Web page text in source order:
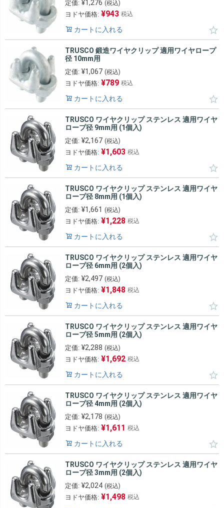
定価: ¥1,276 (税込)
ヨドヤ価格: ¥943 税込
カートに入れる
TRUSCO 鍛造ワイヤクリップ 適用ワイヤロープ
径 10mm用
定価: ¥1,067 (税込)
ヨドヤ価格: ¥789 税込
カートに入れる
TRUSCO ワイヤクリップ ステンレス 適用ワイヤ
ロープ径 9mm用 (1個入)
定価: ¥2,167 (税込)
ヨドヤ価格: ¥1,603 税込
カートに入れる
TRUSCO ワイヤクリップ ステンレス 適用ワイヤ
ロープ径 8mm用 (1個入)
定価: ¥1,661 (税込)
ヨドヤ価格: ¥1,228 税込
カートに入れる
TRUSCO ワイヤクリップ ステンレス 適用ワイヤ
ロープ径 6mm用 (2個入)
定価: ¥2,497 (税込)
ヨドヤ価格: ¥1,848 税込
カートに入れる
TRUSCO ワイヤクリップ ステンレス 適用ワイヤ
ロープ径 5mm用 (2個入)
定価: ¥2,288 (税込)
ヨドヤ価格: ¥1,692 税込
カートに入れる
TRUSCO ワイヤクリップ ステンレス 適用ワイヤ
ロープ径 4mm用 (2個入)
定価: ¥2,178 (税込)
ヨドヤ価格: ¥1,611 税込
カートに入れる
TRUSCO ワイヤクリップ ステンレス 適用ワイヤ
ロープ径 3mm用 (2個入)
定価: ¥2,024 (税込)
ヨドヤ価格: ¥1,498 税込